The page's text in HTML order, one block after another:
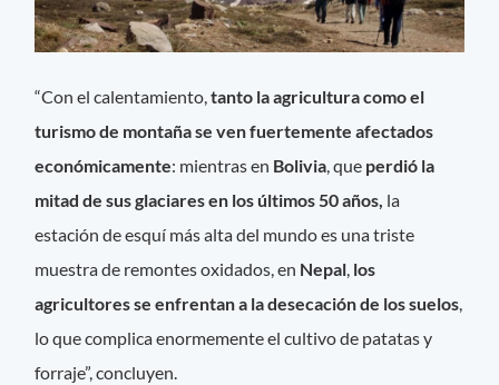
“Con el calentamiento,tanto la agricultura como el
turismo de montaña se ven fuertemente afectados
económicamente: mientras en Bolivia, que perdió la
mitad de sus glaciares en los últimos 50 años, la
estación de esquí más alta del mundo es una triste
muestra de remontes oxidados, en Nepal, los
agricultores se enfrentan a la desecación de los suelos,
lo que complica enormemente el cultivo de patatas y
forraje”, concluyen.